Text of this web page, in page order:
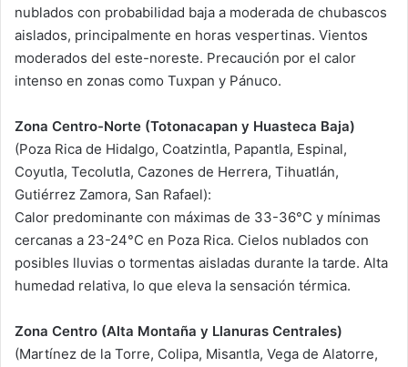
nublados con probabilidad baja a moderada de chubascos
aislados, principalmente en horas vespertinas. Vientos
moderados del este-noreste. Precaución por el calor
intenso en zonas como Tuxpan y Pánuco.
Zona Centro-Norte (Totonacapan y Huasteca Baja)
(Poza Rica de Hidalgo, Coatzintla, Papantla, Espinal,
Coyutla, Tecolutla, Cazones de Herrera, Tihuatlán,
Gutiérrez Zamora, San Rafael):
Calor predominante con máximas de 33-36°C y mínimas
cercanas a 23-24°C en Poza Rica. Cielos nublados con
posibles lluvias o tormentas aisladas durante la tarde. Alta
humedad relativa, lo que eleva la sensación térmica.
Zona Centro (Alta Montaña y Llanuras Centrales)
(Martínez de la Torre, Colipa, Misantla, Vega de Alatorre,